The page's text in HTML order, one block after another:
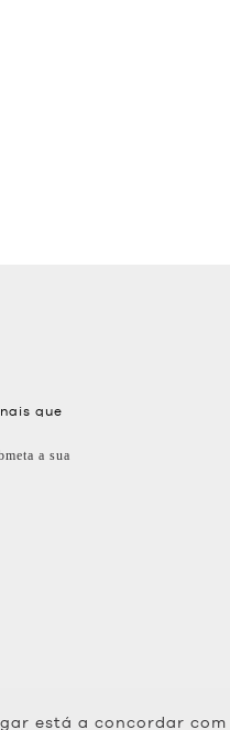
está a concordar
que
a sua